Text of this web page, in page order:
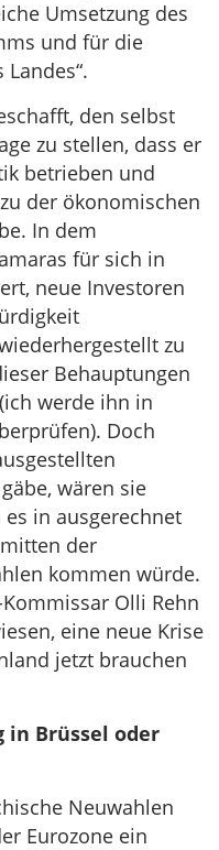
Umsetzung des
und für die
den selbst
zu stellen, dass er
betrieben und
der ökonomischen
In dem
für sich in
neue Investoren
zu
Behauptungen
werde ihn in
Doch
wären sie
in ausgerechnet
der
kommen würde.
Olli Rehn
eine neue Krise
jetzt brauchen
in Brüssel oder
Neuwahlen
Eurozone ein